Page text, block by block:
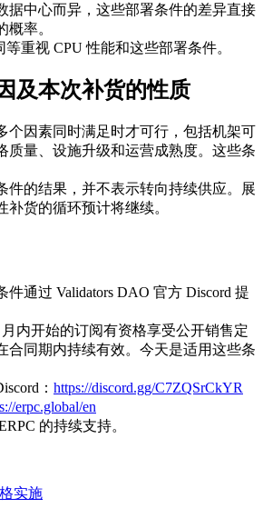
据中心而异，这些部署条件的差异直接
率。
重视 CPU 性能和这些部署条件。
及本次补货的性质
个因素同时满足时才可行，包括机架可
质量、设施升级和运营成熟度。这些条
件的结果，并不表示转向持续供应。展
货的循环预计将继续。
通过 Validators DAO 官方 Discord 提
内开始的订阅有资格享受公开销售定
合同期内持续有效。今天是适用这些条
： https://discord.gg/C7ZQSrCkYR
erpc.global/en
的持续支持。
实施